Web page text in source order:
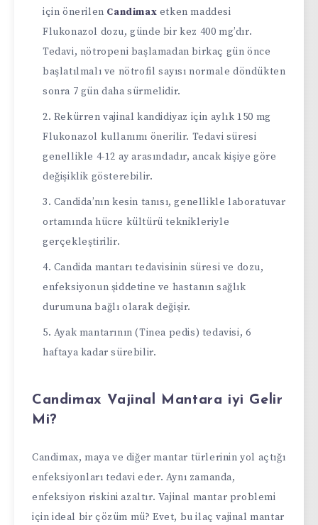
için önerilen Candimax etken maddesi
Flukonazol dozu, günde bir kez 400 mg’dır.
Tedavi, nötropeni başlamadan birkaç gün önce
başlatılmalı ve nötrofil sayısı normale döndükten
sonra 7 gün daha sürmelidir.
Rekürren vajinal kandidiyaz için aylık 150 mg
Flukonazol kullanımı önerilir. Tedavi süresi
genellikle 4-12 ay arasındadır, ancak kişiye göre
değişiklik gösterebilir.
Candida’nın kesin tanısı, genellikle laboratuvar
ortamında hücre kültürü teknikleriyle
gerçekleştirilir.
Candida mantarı tedavisinin süresi ve dozu,
enfeksiyonun şiddetine ve hastanın sağlık
durumuna bağlı olarak değişir.
Ayak mantarının (Tinea pedis) tedavisi, 6
haftaya kadar sürebilir.
Candimax Vajinal Mantara iyi Gelir
Mi?
Candimax, maya ve diğer mantar türlerinin yol açtığı
enfeksiyonları tedavi eder. Aynı zamanda,
enfeksiyon riskini azaltır. Vajinal mantar problemi
için ideal bir çözüm mü? Evet, bu ilaç vajinal mantar